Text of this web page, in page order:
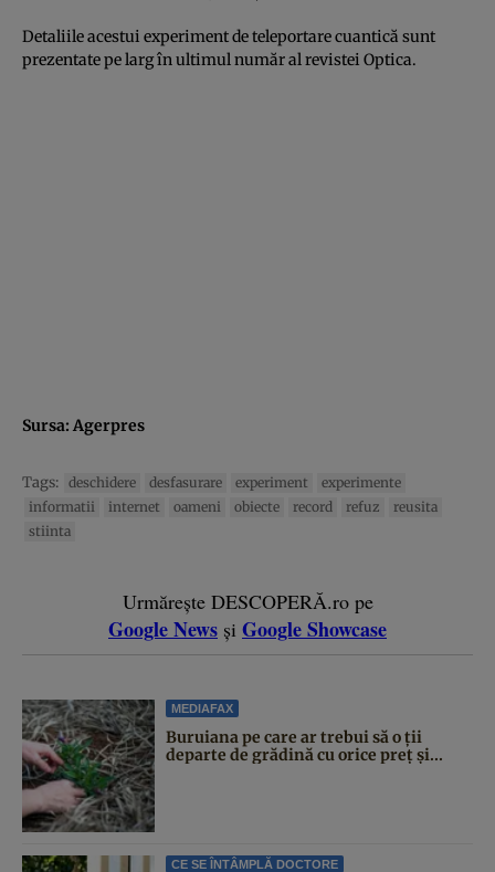
Detaliile acestui experiment de teleportare cuantică sunt
prezentate pe larg în ultimul număr al revistei Optica.
Sursa: Agerpres
Tags: deschidere desfasurare experiment
experimente
informatii
internet oameni obiecte record refuz
reusita
stiinta
Urmărește DESCOPERĂ.ro pe
Google News și Google Showcase
MEDIAFAX
Buruiana pe care ar trebui să o ții
departe de grădină cu orice preț și...
CE SE ÎNTÂMPLĂ DOCTORE